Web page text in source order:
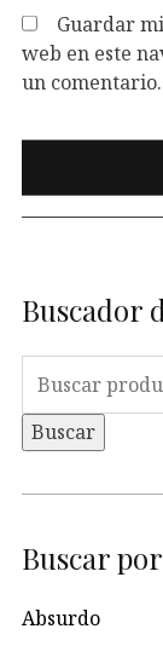
Guardar
web en este
un comentario.
Buscador
por:
Buscar
Buscar
Absurdo